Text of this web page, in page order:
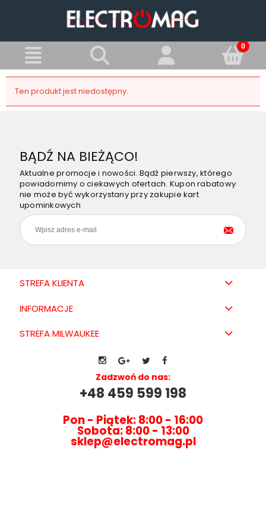
Ten produkt jest niedostępny.
BĄDŹ NA BIEŻĄCO!
Aktualne promocje i nowości. Bądź pierwszy, którego
powiadomimy o ciekawych ofertach. Kupon rabatowy
nie może być wykorzystany przy zakupie kart
upominkowych
STREFA KLIENTA
INFORMACJE
STREFA MILWAUKEE
Zadzwoń do nas:
+48 459 599 198
Pon - Piątek: 8:00 - 16:00
Sobota: 8:00 - 13:00
sklep@electromag.pl